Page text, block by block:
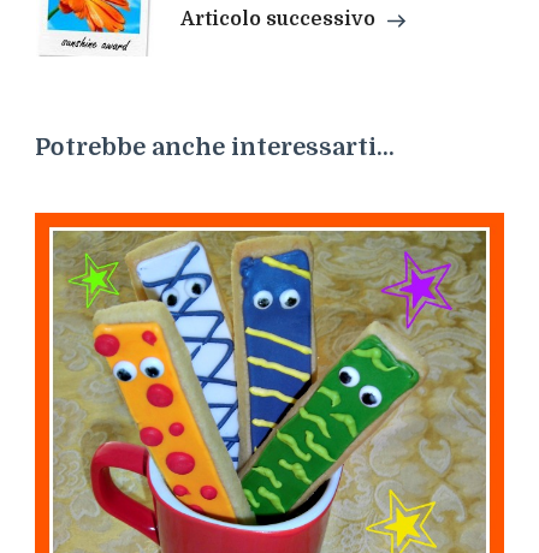
Articolo successivo
Potrebbe anche interessarti...